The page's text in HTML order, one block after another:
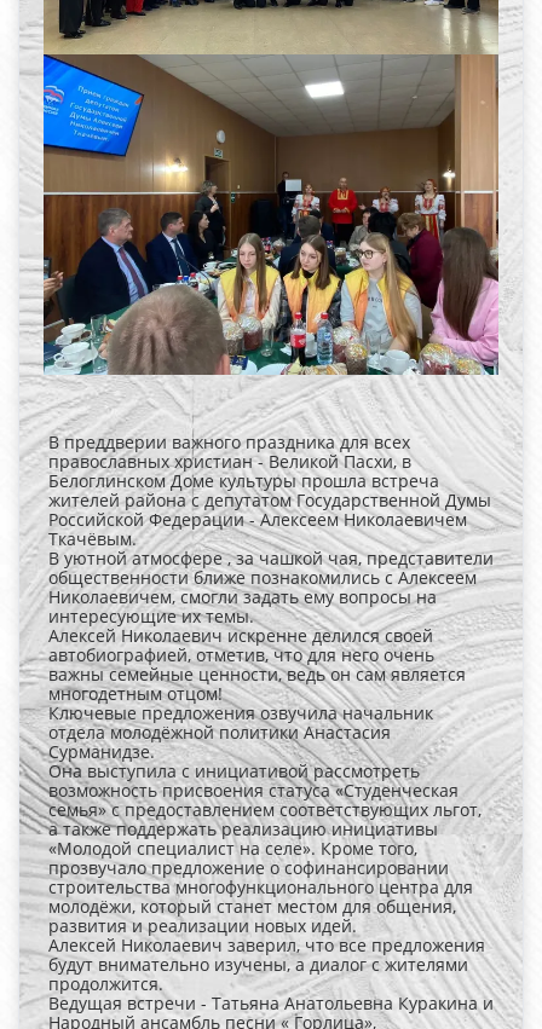
В преддверии важного праздника для всех
православных христиан - Великой Пасхи, в
Белоглинском Доме культуры прошла встреча
жителей района с депутатом Государственной Думы
Российской Федерации - Алексеем Николаевичем
Ткачёвым.
В уютной атмосфере , за чашкой чая, представители
общественности ближе познакомились с Алексеем
Николаевичем, смогли задать ему вопросы на
интересующие их темы.
Алексей Николаевич искренне делился своей
автобиографией, отметив, что для него очень
важны семейные ценности, ведь он сам является
многодетным отцом!
Ключевые предложения озвучила начальник
отдела молодёжной политики Анастасия
Сурманидзе.
Она выступила с инициативой рассмотреть
возможность присвоения статуса «Студенческая
семья» с предоставлением соответствующих льгот,
а также поддержать реализацию инициативы
«Молодой специалист на селе». Кроме того,
прозвучало предложение о софинансировании
строительства многофункционального центра для
молодёжи, который станет местом для общения,
развития и реализации новых идей.
Алексей Николаевич заверил, что все предложения
будут внимательно изучены, а диалог с жителями
продолжится.
Ведущая встречи - Татьяна Анатольевна Куракина и
Народный ансамбль песни « Горлица»,